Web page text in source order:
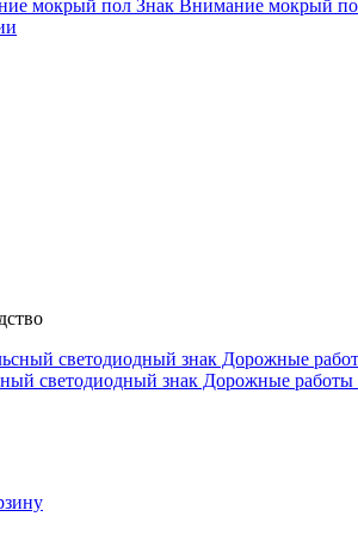
Знак Внимание мокрый
светодиодный знак Дорожные работы